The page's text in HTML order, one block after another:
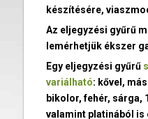
készítésére,
Az eljegyzési gyűrű
lemérhetjük ékszer
Egy eljegyzési gyűrű
variálható: kővel,
bikolor, fehér, sárga,
valamint platinából